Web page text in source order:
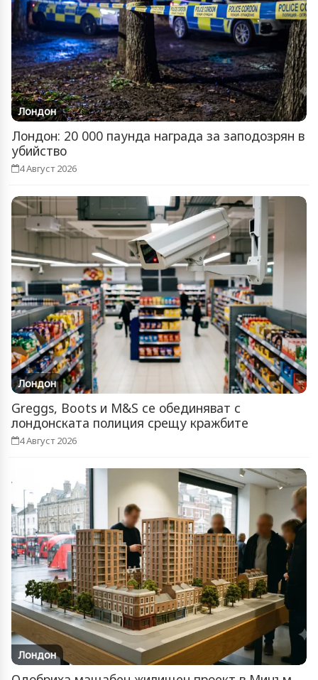
Лондон
Лондон: 20 000 паунда награда за заподозрян в
убийство
4 Август 2026
Лондон
Greggs, Boots и M&S се обединяват с
лондонската полиция срещу кражбите
4 Август 2026
Лондон